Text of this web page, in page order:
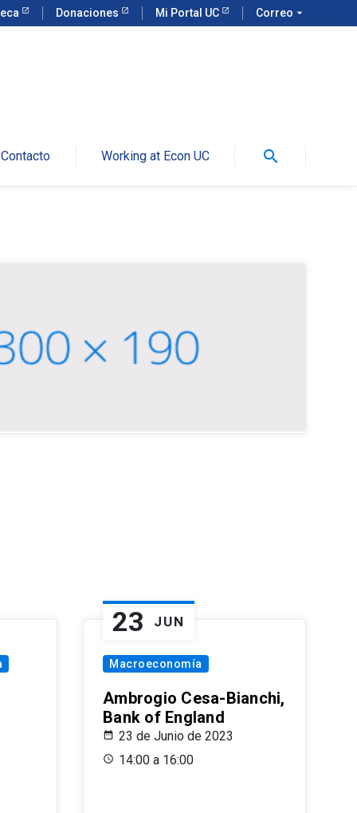
Donaciones Mi Portal UC Correo arrow_drop_down
Contacto Working at Econ UC search
23 JUN
Macroeconomía
Ambrogio Cesa-Bianchi,
Bank of England
23 de Junio de 2023
14:00 a 16:00